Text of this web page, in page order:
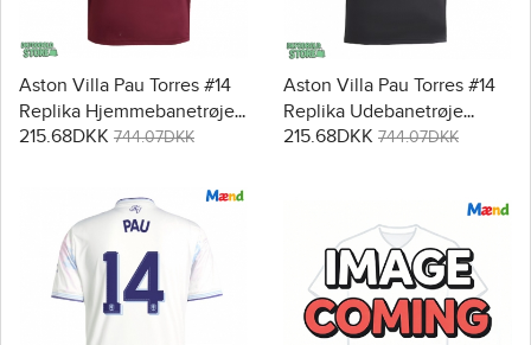
Aston Villa Pau Torres #14
Replika Hjemmebanetrøje
2025-26 Kortærmet
215.68DKK 744.07DKK
Aston Villa Pau Torres #14
Replika Udebanetrøje
2025-26 Kortærmet
215.68DKK 744.07DKK